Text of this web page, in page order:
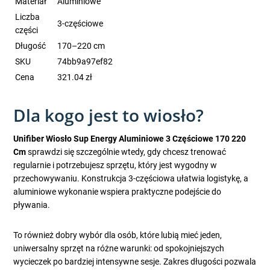
Liczba
części
3-częściowe
Długość
170–220 cm
SKU
74bb9a97ef82
Cena
321.04 zł
Dla kogo jest to wiosło?
Unifiber Wiosło Sup Energy Aluminiowe 3 Częściowe 170 220
Cmsprawdzi się szczególnie wtedy, gdy chcesz trenować
regularnie i potrzebujesz sprzętu, który jest wygodny w
przechowywaniu. Konstrukcja 3-częściowa ułatwia logistykę, a
aluminiowe wykonanie wspiera praktyczne podejście do
pływania.
To również dobry wybór dla osób, które lubią mieć jeden,
uniwersalny sprzęt na różne warunki: od spokojniejszych
wycieczek po bardziej intensywne sesje. Zakres długości pozwala